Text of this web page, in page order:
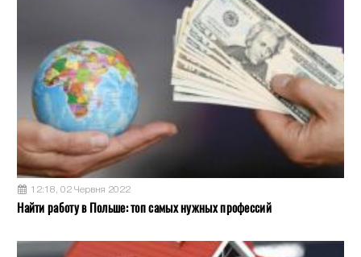
12:18, 02 Червня 2022
Найти работу в Польше: топ самых нужных профессий